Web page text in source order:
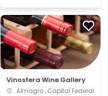
Vinosfera Wine Gallery
Almagro , Capital Federal